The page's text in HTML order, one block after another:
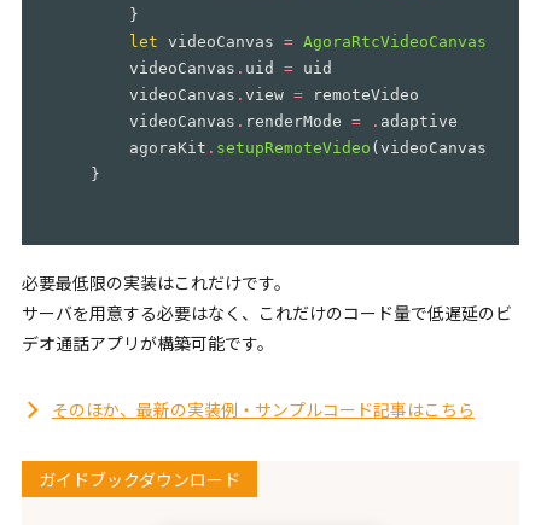
}
let
videoCanvas = AgoraRtcVideoCanvas
videoCanvas . uid = uid
videoCanvas .view =
remoteVideo
videoCanvas . renderMode = . adaptive
agoraKit . setupRemoteVideo (videoCanvas
}
必要最低限の実装はこれだけです。
サーバを用意する必要はなく、これだけのコード量で低遅延のビ
デオ通話アプリが構築可能です。
そのほか、最新の実装例・サンプルコード記事はこちら
ガイドブックダウンロード